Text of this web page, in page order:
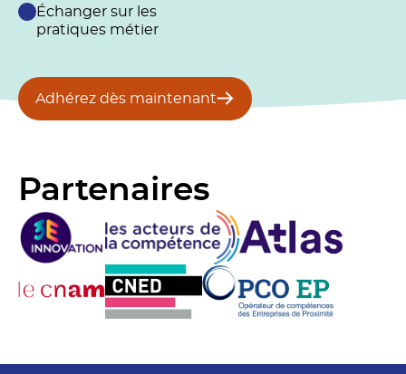
Échanger sur les
pratiques métier
Adhérez dès maintenant
Partenaires